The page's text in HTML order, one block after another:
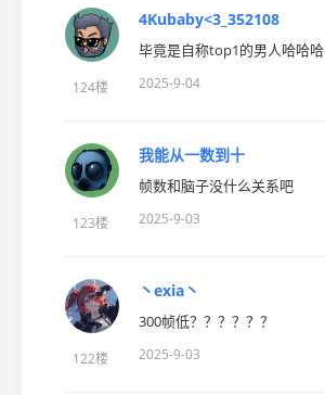
124楼
4Kubaby<3_352108
毕竟是自称top1的男人哈哈哈
2025-9-04
123楼
我能从一数到十
帧数和脑子没什么关系吧
2025-9-03
122楼
丶exia丶
300帧低？？？？？？
2025-9-03